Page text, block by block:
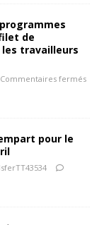
de
travailleurs
Commentaires fermés
pour le